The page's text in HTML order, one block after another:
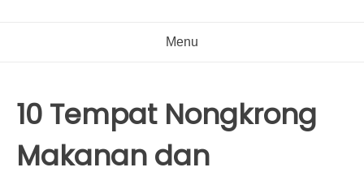
Menu
10 Tempat Nongkrong
Makanan dan